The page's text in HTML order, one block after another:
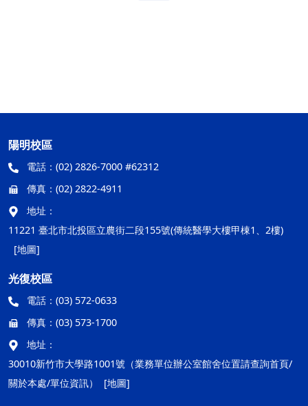
陽明校區
電話： (02) 2826-7000 #62312
傳真： (02) 2822-4911
地址：
11221 臺北市北投區立農街二段155號(傳統醫學大樓甲棟1、2樓)
[地圖]
光復校區
電話： (03) 572-0633
傳真： (03) 573-1700
地址：
30010新竹市大學路1001號（業務單位辦公室館舍位置請查詢首頁/
關於本處/單位資訊）
[地圖]